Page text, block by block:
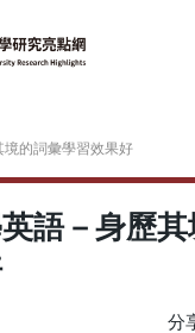
的詞彙學習效果好
語－身歷
分